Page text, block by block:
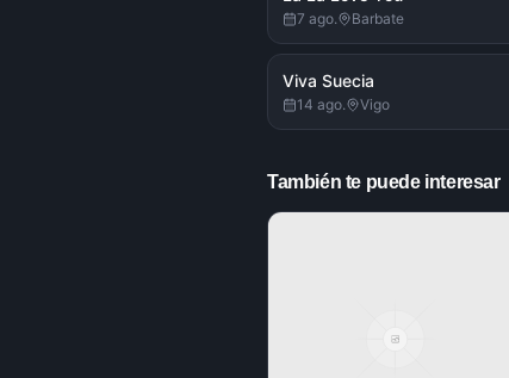
7 ago. Barbate
Viva Suecia
14 ago. Vigo
También te puede interesar